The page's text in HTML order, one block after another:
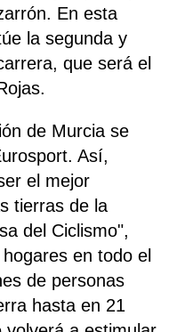
En esta
la segunda y
que será el
de Murcia se
Así,
el mejor
tierras de la
del Ciclismo",
en todo el
de personas
hasta en 21